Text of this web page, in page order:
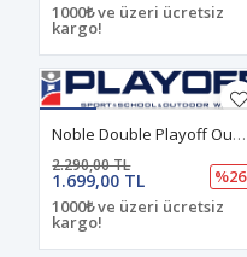
1000₺ ve üzeri ücretsiz
kargo!
Noble Double Playoff Outdoor Green Softshell Pantolon
1.699,00 TL
2.290,00 TL
%26
1000₺ ve üzeri ücretsiz
kargo!